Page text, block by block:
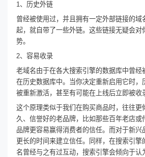
1、历史外链
曾经被使用过，并且拥有一定外部链接的域
起，就自带了一些外链。这些链接无疑会对
势。
2、容易收录
老域名由于在各大搜索引擎的数据库中曾经
在历史数据库中。当你决定重新启用它时，
被重新激活，甚至有可能在上线后立即被收
这个原理类似于我们在购买商品时，往往更
久、信誉好的老品牌，比如那些百年老店或
品牌更容易赢得消费者的信任。而对于新兴
更长的时间来建立信任。同样，在搜索引擎
名曾经与之有过互动，搜索引擎会倾向于认